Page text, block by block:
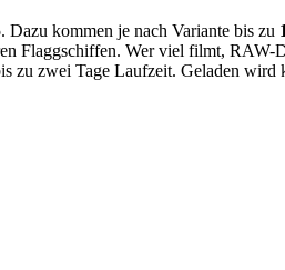
. Dazu kommen je nach Variante bis zu
Flaggschiffen. Wer viel filmt,
zu zwei Tage Laufzeit. Geladen wird